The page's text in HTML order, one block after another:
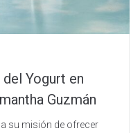
Yogurt en
Guzmán
su misión de ofrecer